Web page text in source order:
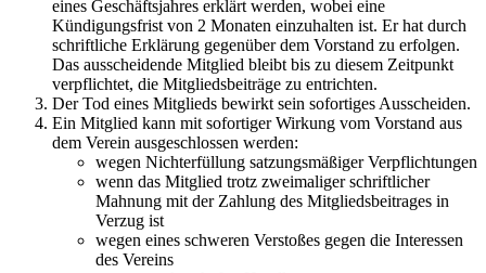
eines Geschäftsjahres erklärt werden, wobei eine
Kündigungsfrist von 2 Monaten einzuhalten ist. Er hat durch
schriftliche Erklärung gegenüber dem Vorstand zu erfolgen.
Das ausscheidende Mitglied bleibt bis zu diesem Zeitpunkt
verpflichtet, die Mitgliedsbeiträge zu entrichten.
Der Tod eines Mitglieds bewirkt sein sofortiges Ausscheiden.
Ein Mitglied kann mit sofortiger Wirkung vom Vorstand aus
dem Verein ausgeschlossen werden:
wegen Nichterfüllung satzungsmäßiger Verpflichtungen
wenn das Mitglied trotz zweimaliger schriftlicher
Mahnung mit der Zahlung des Mitgliedsbeitrages in
Verzug ist
wegen eines schweren Verstoßes gegen die Interessen
des Vereins